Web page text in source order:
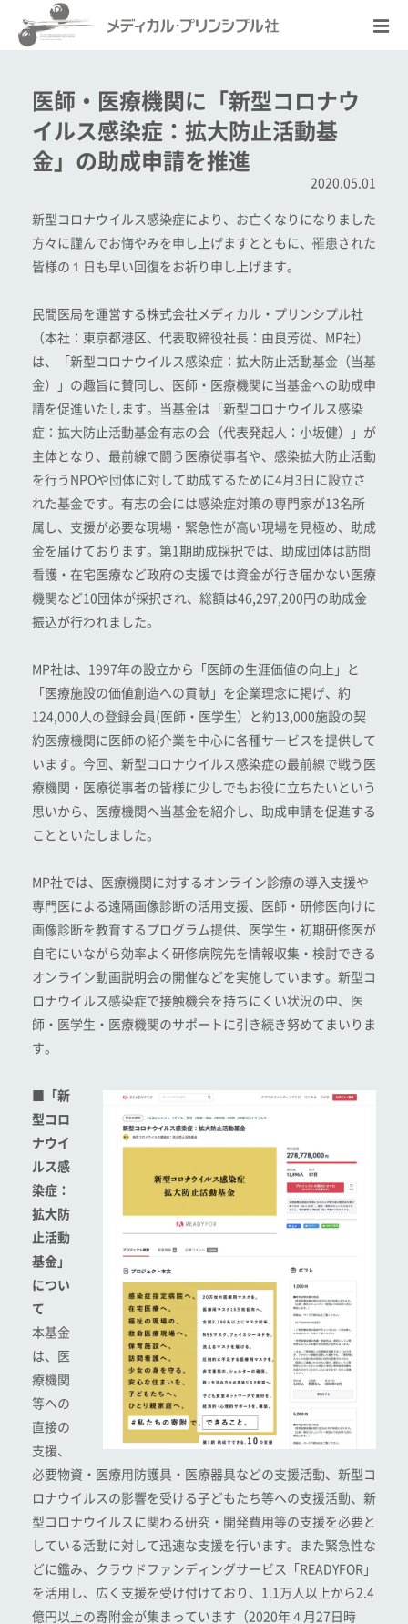
医師・医療機関に「新型コロナウ
イルス感染症：拡大防止活動基
金」の助成申請を推進
2020.05.01
新型コロナウイルス感染症により、お亡くなりになりました
方々に謹んでお悔やみを申し上げますとともに、罹患された
皆様の１日も早い回復をお祈り申し上げます。
民間医局を運営する株式会社メディカル・プリンシプル社
（本社：東京都港区、代表取締役社長：由良芳從、MP社）
は、「新型コロナウイルス感染症：拡大防止活動基金（当基
金）」の趣旨に賛同し、医師・医療機関に当基金への助成申
請を促進いたします。当基金は「新型コロナウイルス感染
症：拡大防止活動基金有志の会（代表発起人：小坂健）」が
主体となり、最前線で闘う医療従事者や、感染拡大防止活動
を行うNPOや団体に対して助成するために4月3日に設立さ
れた基金です。有志の会には感染症対策の専門家が13名所
属し、支援が必要な現場・緊急性が高い現場を見極め、助成
金を届けております。第1期助成採択では、助成団体は訪問
看護・在宅医療など政府の支援では資金が行き届かない医療
機関など10団体が採択され、総額は46,297,200円の助成金
振込が行われました。
MP社は、1997年の設立から「医師の生涯価値の向上」と
「医療施設の価値創造への貢献」を企業理念に掲げ、約
124,000人の登録会員(医師・医学生）と約13,000施設の契
約医療機関に医師の紹介業を中心に各種サービスを提供して
います。今回、新型コロナウイルス感染症の最前線で戦う医
療機関・医療従事者の皆様に少しでもお役に立ちたいという
思いから、医療機関へ当基金を紹介し、助成申請を促進する
ことといたしました。
MP社では、医療機関に対するオンライン診療の導入支援や
専門医による遠隔画像診断の活用支援、医師・研修医向けに
画像診断を教育するプログラム提供、医学生・初期研修医が
自宅にいながら効率よく研修病院先を情報収集・検討できる
オンライン動画説明会の開催などを実施しています。新型コ
ロナウイルス感染症で接触機会を持ちにくい状況の中、医
師・医学生・医療機関のサポートに引き続き努めてまいりま
す。
■「新
型コロ
ナウイ
ルス感
染症：
拡大防
止活動
基金」
につい
て
本基金
は、医
療機関
等への
直接の
支援、
必要物資・医療用防護具・医療器具などの支援活動、新型コ
ロナウイルスの影響を受ける子どもたち等への支援活動、新
型コロナウイルスに関わる研究・開発費用等の支援を必要と
している活動に対して迅速な支援を行います。また緊急性な
どに鑑み、クラウドファンディングサービス「READYFOR」
を活用し、広く支援を受け付けており、1.1万人以上から2.4
億円以上の寄附金が集まっています（2020年４月27日時